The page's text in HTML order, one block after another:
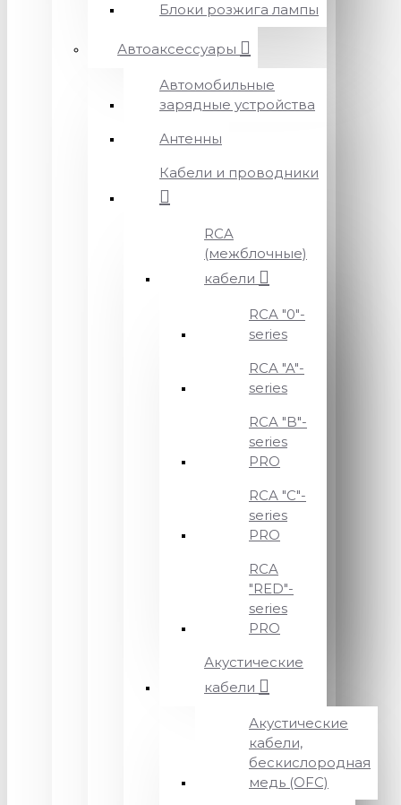
Блоки розжига лампы
Автоаксессуары
Автомобильные
зарядные устройства
Антенны
Кабели и проводники
RCA
(межблочные)
кабели
RCA "0"-
series
RCA "A"-
series
RCA "B"-
series
PRO
RCA "C"-
series
PRO
RCA
"RED"-
series
PRO
Акустические
кабели
Акустические
кабели,
бескислородная
медь (OFC)